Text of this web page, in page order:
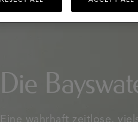
Die
Eine wahrhaft zeitlose,